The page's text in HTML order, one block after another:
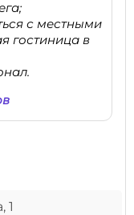
с местными
гостиница в
1